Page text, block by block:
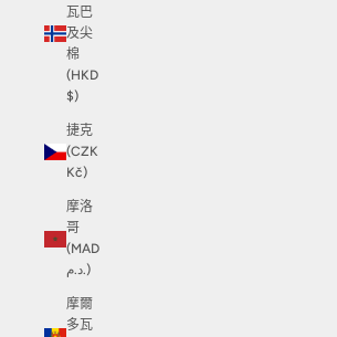
瓦巴
及尖
棉
(HKD
$)
捷克
(CZK
Kč)
摩洛
哥
(MAD
د.م.)
摩爾
多瓦